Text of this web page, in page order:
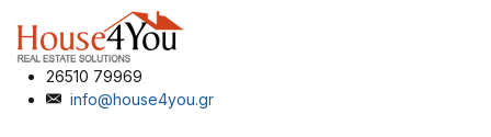
26510 79969
info@house4you.gr